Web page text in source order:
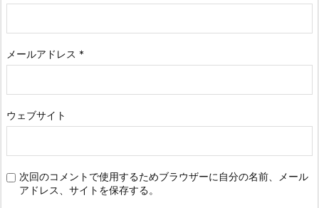
メールアドレス *
ウェブサイト
次回のコメントで使用するためブラウザーに自分の名前、メール
アドレス、サイトを保存する。